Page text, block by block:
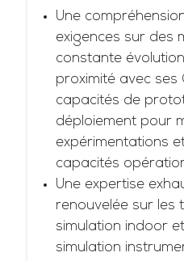
Une
exigences sur des
constante
proximité avec ses
capacités de
déploiement pour
expérimentations
capacités
Une expertise
renouvelée sur les
simulation indoor
simulation